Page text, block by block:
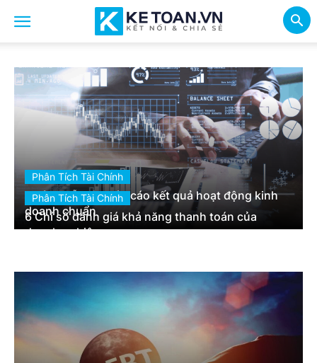
Phân Tích Tài Chính
Hướng dẫn lập báo cáo kết quả hoạt động kinh
doanh chuẩn
Phân Tích Tài Chính
6 Chỉ số đánh giá khả năng thanh toán của
doanh nghiệp